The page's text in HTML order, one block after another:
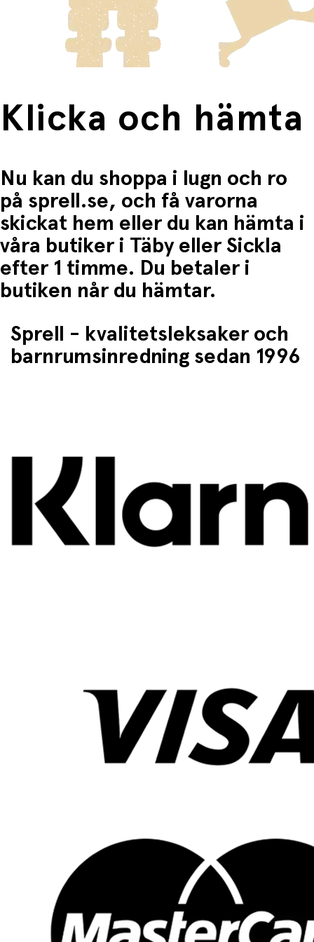
frakten för dessa varor visas i kassan.
Fri frakt när du handlar för mer än 1500:-
Klicka och hämta
Nu kan du shoppa i lugn och ro
på sprell.se, och få varorna
skickat hem eller du kan hämta i
våra butiker i Täby eller Sickla
efter 1 timme. Du betaler i
butiken når du hämtar.
Sprell - kvalitetsleksaker och
barnrumsinredning sedan 1996